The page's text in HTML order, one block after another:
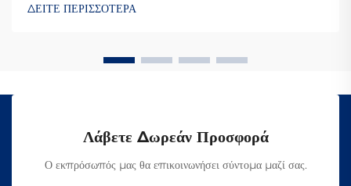
δεδομένα μέσω φωτός αντί για ηλεκτρικά σήματα όπως οι κ...
ΔΕΙΤΕ ΠΕΡΙΣΣΟΤΕΡΑ
Λάβετε Δωρεάν Προσφορά
Ο εκπρόσωπός μας θα επικοινωνήσει σύντομα μαζί σας.